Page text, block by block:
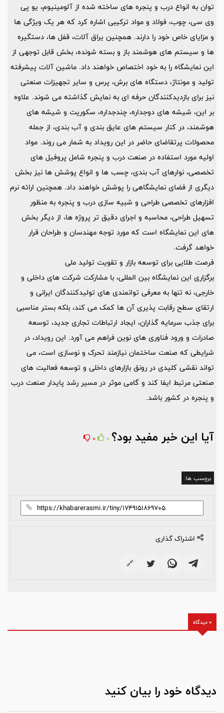
توان به انواع درب و پنجره های ساخته شده از آلومینیوم، یو پی
وی سی، چوب، فولاد و مواد ترکیبی اشاره کرد که هر یک ویژگی ها
و مزایای خاص خود را دارند. همچنین یراق آلات، قفل ها، دستگیره
ها و سیستم های هوشمند باز و بسته شونده، بخش قابل توجهی از
این نمایشگاه را به خود اختصاص خواهند داد. ماشین آلات پیشرفته
تولید و مونتاژ، دستگاه های برش، پرس و سایر تجهیزات صنعتی
نیز برای بازدیدکنندگان حرفه ای به نمایش گذاشته می شوند. علاوه
بر این، شیشه های دوجداره، چندجداره، سکوریت و شیشه های
هوشمند، در کنار سیستم های عایق بندی و آب بندی، از جمله
محصولات پرتقاضای حاضر در این رویداد به شمار می روند. مواد
اولیه مورد استفاده در صنعت درب و پنجره شامل پروفیل های
تخصصی، نوارهای آب بندی، چسب ها و انواع پوشش ها نیز بخش
دیگری از فضای نمایشگاهی را پوشش خواهند داد. همچنین ارائه نرم
افزارهای تخصصی طراحی و شبیه سازی درب و پنجره به منظور
تسهیل طراحی، محاسبه و اجرای دقیق تر پروژه ها، از دیگر بخش
های این نمایشگاه است که مورد توجه مهندسان و طراحان قرار
خواهد گرفت.
فرصت طلایی برای توسعه بازار و تقویت تولید ملی
برگزاری این نمایشگاه بین المللی، با مشارکت شرکت های داخلی و
خارجی، نه تنها به معرفی توانمندی های تولیدکنندگان ایرانی و
ارتقای سطح رقابت پذیری آن ها کمک می کند، بلکه بستر مناسبی
برای جذب سرمایه گذاران، ایجاد ارتباطات تجاری جدید، توسعه
صادرات و ورود فناوری های نوین فراهم می آورد. این رویداد، در
شرایطی که صنعت ساختمان نیازمند تحرک و نوسازی است، می
تواند نقشی کلیدی در رونق بازارهای داخلی و توسعه فعالیت های
صنعتی مرتبط ایفا کند و گامی موثر در مسیر رشد پایدار صنعت درب
و پنجره در کشور باشد.
آیا این خبر مفید بود؟ 0
0
برچسب ها:
اشتراک گذاری
🔗
0 دیدگاه
دیدگاه خود را بیان کنید